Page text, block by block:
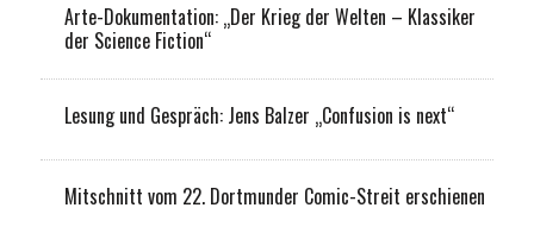
Arte-Dokumentation: „Der Krieg der Welten – Klassiker
der Science Fiction“
Lesung und Gespräch: Jens Balzer „Confusion is next“
Mitschnitt vom 22. Dortmunder Comic-Streit erschienen